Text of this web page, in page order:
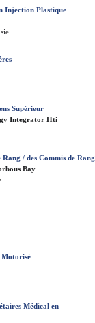
Injection Plastique
Supérieur
Integrator Hti
Rang / des Commis de Rang
Bay
Médical en